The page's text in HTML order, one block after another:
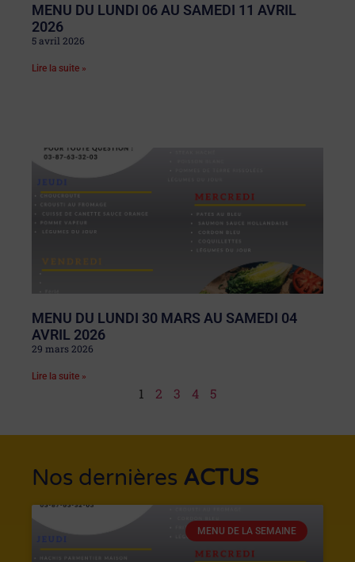
MENU DU LUNDI 06 AU SAMEDI 11 AVRIL
2026
5 avril 2026
Lire la suite »
MENU DU LUNDI 30 MARS AU SAMEDI 04
AVRIL 2026
29 mars 2026
Lire la suite »
1 2 3 4 5
Nos dernières ACTUS
MENU DE LA SEMAINE